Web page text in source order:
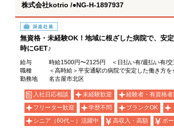
株式会社kotrio /●NG-H-1897937
派遣社員
無資格・未経験OK！地域に根ざした病院で、安
時にGET♪
給与
時給1500円〜2125円 ＜日払い有/週払い有/交
職種
＜高時給＞平安通駅の病院で安定した働き方
勤務地
名古屋市北区
入社日応相談 未経験歓迎 経験者・有資格者
フリーター歓迎
学歴不問 ブランクOK
シニア（60代～）活躍中
高収入・高額 ボ